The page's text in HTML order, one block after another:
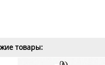
товары: